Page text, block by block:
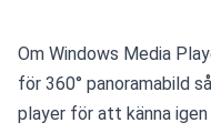
Om Windows Media
för 360° panoramabild
player för att känna